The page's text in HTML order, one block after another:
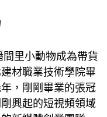
里小動物成為帶貨
材職業技術學院畢
，剛剛畢業的張冠
興起的短視頻領域